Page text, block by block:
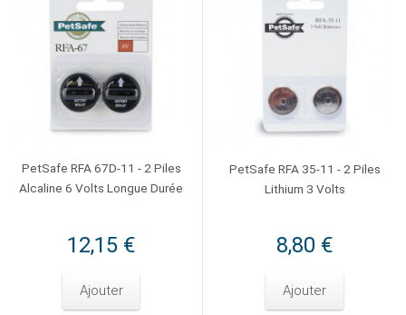
PetSafe RFA 67D-11 - 2 Piles
Alcaline 6 Volts Longue Durée
12,15 €
Ajouter
PetSafe RFA 35-11 - 2 Piles
Lithium 3 Volts
8,80 €
Ajouter